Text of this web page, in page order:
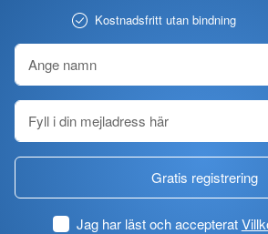
Kostnadsfritt utan bindning
Gratis registrering
Jag har läst och accepterat